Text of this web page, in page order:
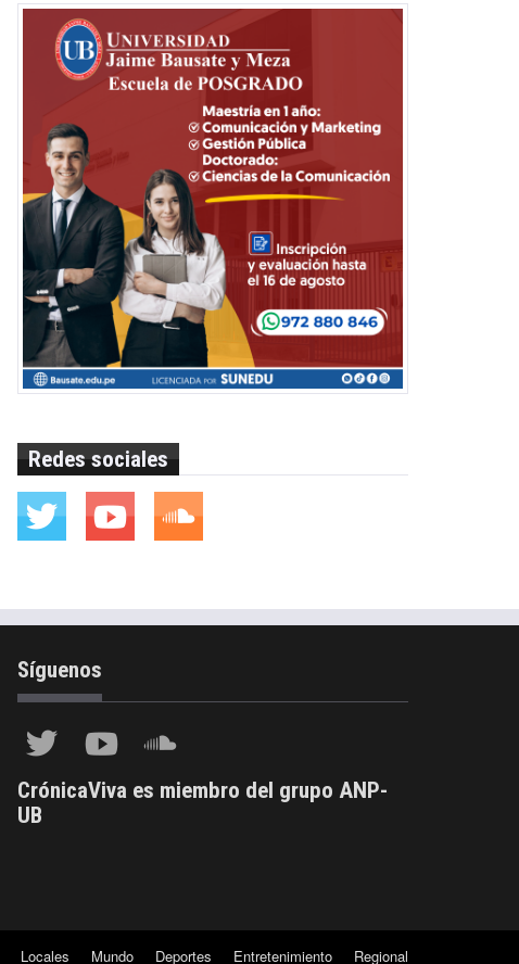
Redes sociales
Síguenos
CrónicaViva es miembro del grupo ANP-
UB
Locales Mundo Deportes Entretenimiento Regional